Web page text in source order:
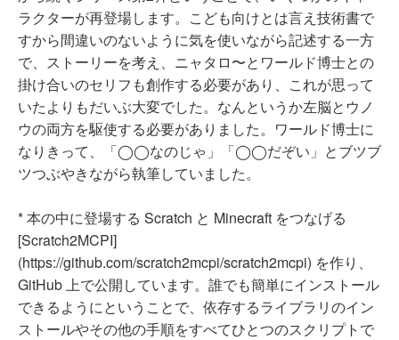
ラクターが再登場します。こども向けとは言え技術書で
すから間違いのないように気を使いながら記述する一方
で、ストーリーを考え、ニャタロ〜とワールド博士との
掛け合いのセリフも創作する必要があり、これが思って
いたよりもだいぶ大変でした。なんというか左脳とウノ
ウの両方を駆使する必要がありました。ワールド博士に
なりきって、「◯◯なのじゃ」「◯◯だぞい」とブツブ
ツつぶやきながら執筆していました。
* 本の中に登場する Scratch と Minecraft をつなげる
[Scratch2MCPI]
(https://github.com/scratch2mcpi/scratch2mcpi) を作り、
GitHub 上で公開しています。誰でも簡単にインストール
できるようにということで、依存するライブラリのイン
ストールやその他の手順をすべてひとつのスクリプトで